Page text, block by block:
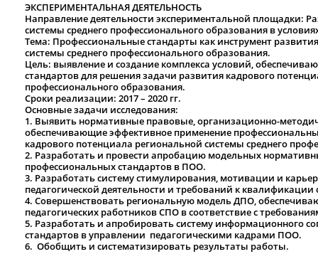
ЭКСПЕРИМЕНТАЛЬНАЯ ДЕЯТЕЛЬНОСТЬ
Направление деятельности экспериментальной площадки:
системы среднего профессионального образования в
Тема: Профессиональные стандарты как инструмент
системы среднего профессионального образования.
Цель: выявление и создание комплекса условий,
стандартов для решения задачи развития кадрового
профессионального образования.
Сроки реализации: 2017 – 2020 гг.
Основные задачи исследования:
1. Выявить нормативные правовые, организационно-
обеспечивающие эффективное применение
кадрового потенциала региональной системы среднего
2. Разработать и провести апробацию модельных
профессиональных стандартов в ПОО.
3. Разработать систему стимулирования, мотивации и
педагогической деятельности и требований к
4. Совершенствовать региональную модель ДПО,
педагогических работников СПО в соответствие с
5. Разработать и апробировать систему информационного
стандартов в управлении педагогическими кадрами ПОО.
6. Обобщить и систематизировать результаты работы.